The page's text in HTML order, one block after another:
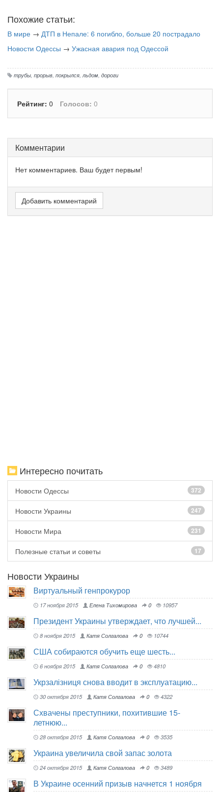
Похожие статьи:
В мире → ДТП в Непале: 6 погибло, больше 20 пострадало
Новости Одессы → Ужасная авария под Одессой
трубы прорыв покрылся льдом дороги
Рейтинг: 0 Голосов: 0
Комментарии
Нет комментариев. Ваш будет первым!
Добавить комментарий
Интересно почитать
Новости Одессы 372
Новости Украины 247
Новости Мира 231
Полезные статьи и советы 17
Новости Украины
Виртуальный генпрокурор
17 ноября 2015 Елена Тихомирова 0 10957
Президент Украины утверждает, что лучшей...
8 ноября 2015 Катя Солгалова 0 10744
США собираются обучить еще шесть...
6 ноября 2015 Катя Солгалова 0 4810
Укрзалізниця снова вводит в эксплуатацию...
30 октября 2015 Катя Солгалова 0 4322
Схвачены преступники, похитившие 15-
летнюю...
28 октября 2015 Катя Солгалова 0 3535
Украина увеличила свой запас золота
24 октября 2015 Катя Солгалова 0 3489
В Украине осенний призыв начнется 1 ноября